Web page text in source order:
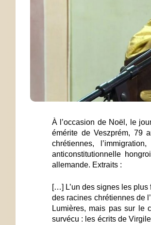
À l’occasion de Noël, le
émérite de Veszprém, 79
chrétiennes,
anticonstitutionnelle
allemande. Extraits :
[…] L’un des signes les plus
des racines chrétiennes de
Lumières, mais pas sur le
survécu : les écrits de